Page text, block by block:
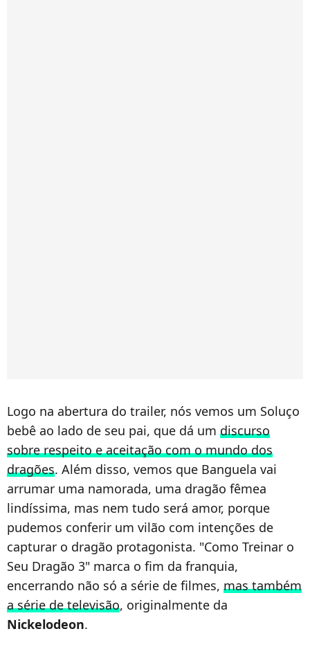
Logo na abertura do trailer, nós vemos um Soluço
bebê ao lado de seu pai, que dá um discurso
sobre respeito e aceitação com o mundo dos
dragões. Além disso, vemos que Banguela vai
arrumar uma namorada, uma dragão fêmea
lindíssima, mas nem tudo será amor, porque
pudemos conferir um vilão com intenções de
capturar o dragão protagonista. "Como Treinar o
Seu Dragão 3" marca o fim da franquia,
encerrando não só a série de filmes, mas também
a série de televisão, originalmente da
Nickelodeon.